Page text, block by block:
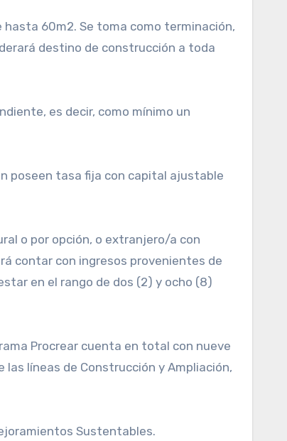
60m2. Se toma como terminación,
destino de construcción a toda
es decir, como mínimo un
poseen tasa fija con capital ajustable
o por opción, o extranjero/a con
contar con ingresos provenientes de
en el rango de dos (2) y ocho (8)
Procrear cuenta en total con nueve
líneas de Construcción y Ampliación,
Sustentables.